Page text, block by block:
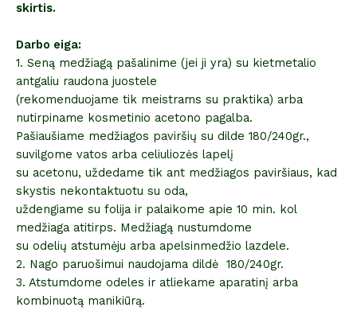
skirtis.
Darbo eiga:
1. Seną medžiagą pašalinime (jei ji yra) su kietmetalio
antgaliu raudona juostele
(rekomenduojame tik meistrams su praktika) arba
nutirpiname kosmetinio acetono pagalba.
Pašiaušiame medžiagos paviršių su dilde 180/240gr.,
suvilgome vatos arba celiuliozės lapelį
su acetonu, uždedame tik ant medžiagos paviršiaus, kad
skystis nekontaktuotu su oda,
uždengiame su folija ir palaikome apie 10 min. kol
medžiaga atitirps. Medžiagą nustumdome
su odelių atstumėju arba apelsinmedžio lazdele.
2. Nago paruošimui naudojama dildė 180/240gr.
3. Atstumdome odeles ir atliekame aparatinį arba
kombinuotą manikiūrą.